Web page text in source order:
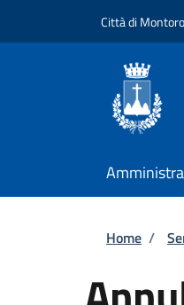
Città di Montoro
Home /